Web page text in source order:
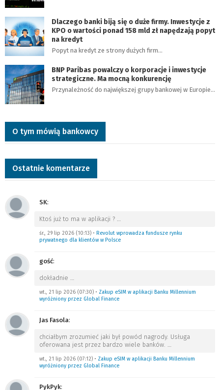
Dlaczego banki biją się o duże firmy. Inwestycje z
KPO o wartości ponad 158 mld zł napędzają popyt
na kredyt
Popyt na kredyt ze strony dużych firm…
BNP Paribas powalczy o korporacje i inwestycje
strategiczne. Ma mocną konkurencję
Przynależność do największej grupy bankowej w Europie…
O tym mówią bankowcy
Ostatnie komentarze
SK:
Ktoś już to ma w aplikacji ?
śr., 29 lip 2026 (10:13) • Revolut wprowadza fundusze rynku
prywatnego dla klientów w Polsce
gość:
dokładnie
wt., 21 lip 2026 (07:30) • Zakup eSIM w aplikacji Banku Millennium
wyróżniony przez Global Finance
Jas Fasola:
chciałbym zrozumieć jaki był powód nagrody. Usługa
oferowana jest przez bardzo wiele banków.
wt., 21 lip 2026 (07:12) • Zakup eSIM w aplikacji Banku Millennium
wyróżniony przez Global Finance
PykPyk: